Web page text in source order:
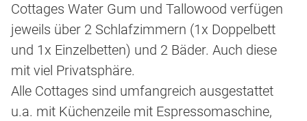
Cottages Water Gum und Tallowood verfügen
jeweils über 2 Schlafzimmern (1x Doppelbett
und 1x Einzelbetten) und 2 Bäder. Auch diese
mit viel Privatsphäre.
Alle Cottages sind umfangreich ausgestattet
u.a. mit Küchenzeile mit Espressomaschine,